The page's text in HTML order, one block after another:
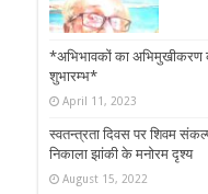
*अभिभावकों का
शुभारम्भ*
April 11, 2023
स्वतन्त्रता दिवस पर शिवम
निकाला झांकी के मनोरम दृश्य
August 15, 2022